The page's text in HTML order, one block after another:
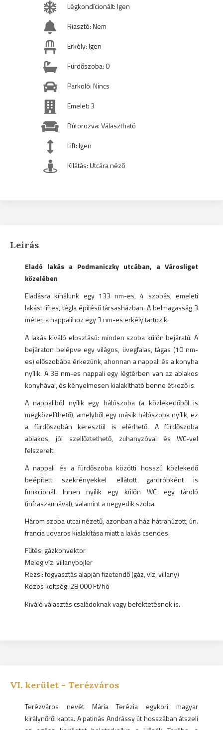
Légkondícionált: Igen
Riasztó: Nem
Erkély: Igen
Fürdőszoba: 0
Parkoló: Nincs
Emelet: 3
Bútorozva: Választható
Lift: Igen
Kilátás: Utcára néző
Leírás
Eladó lakás a Podmaniczky utcában, a Városliget
közelében
Eladásra kínálunk egy 133 nm-es, 4 szobás, emeleti
lakást liftes, tégla építésű társasházban. A belmagasság 3
méter, a nappalihoz egy 3 nm-es erkély tartozik.
A lakás kiváló elosztású: minden szoba külön bejáratú. A
bejáraton belépve egy világos, üvegfalas, tágas (10 nm-
es) előszobába érkezünk, ahonnan a nappali és a konyha
nyílik. A 38 nm-es nappali egy légtérben van az ablakos
konyhával, és kényelmesen kialakítható benne étkező is.
A nappaliból nyílik egy hálószoba (a közlekedőből is
megközelíthető), amelyből egy másik hálószoba nyílik, ez
a fürdőszobán keresztül is elérhető. A fürdőszoba
ablakos, jól szellőztethető, zuhanyzóval és WC-vel
felszerelt.
A nappali és a fürdőszoba közötti hosszú közlekedő
beépített szekrényekkel ellátott gardróbként is
funkcionál. Innen nyílik egy külön WC, egy tároló
(infraszaunával), valamint a negyedik szoba.
Három szoba utcai nézetű, azonban a ház hátrahúzott, ún.
francia udvaros kialakítása miatt a lakás csendes.
Fűtés: gázkonvektor
Meleg víz: villanybojler
Rezsi: fogyasztás alapján fizetendő (gáz, víz, villany)
Közös költség: 28 000 Ft/hó
Kiváló választás családoknak vagy befektetésnek is.
VI. kerület - Terézváros
Terézváros nevét Mária Terézia egykori magyar
királynőről kapta. A patinás Andrássy út hosszában átszeli